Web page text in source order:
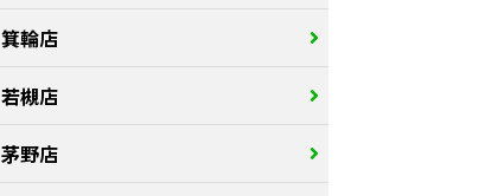
箕輪店
若槻店
茅野店